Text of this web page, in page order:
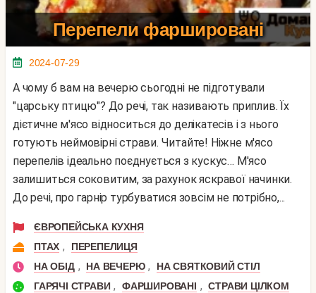
Перепели фаршировані
2024-07-29
А чому б вам на вечерю сьогодні не підготували
"царську птицю"? До речі, так називають приплив. Їх
дієтичне м'ясо відноситься до делікатесів і з нього
готують неймовірні страви. Читайте! Ніжне м'ясо
перепелів ідеально поєднується з кускус… М'ясо
залишиться соковитим, за рахунок яскравої начинки.
До речі, про гарнір турбуватися зовсім не потрібно,...
ЄВРОПЕЙСЬКА КУХНЯ
ПТАХ ,
ПЕРЕПЕЛИЦЯ
НА ОБІД , НА ВЕЧЕРЮ ,
НА СВЯТКОВИЙ СТІЛ
ГАРЯЧІ СТРАВИ , ФАРШИРОВАНІ , СТРАВИ ЦІЛКОМ